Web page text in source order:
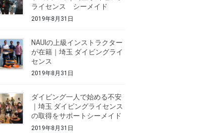
ライセンス シーメイド
2019年8月31日
NAUIの上級インストラクター
が在籍｜埼玉 ダイビングライ
センス
2019年8月31日
ダイビング一人で始める不安
｜埼玉 ダイビングライセンス
の取得をサポートシーメイド
2019年8月31日